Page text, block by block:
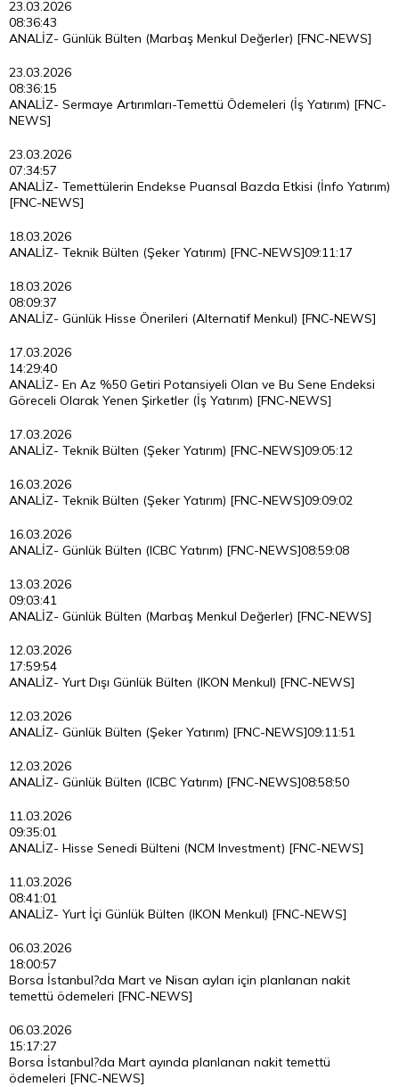
23.03.2026
08:36:43
ANALİZ- Günlük Bülten (Marbaş Menkul Değerler) [FNC-NEWS]
23.03.2026
08:36:15
ANALİZ- Sermaye Artırımları-Temettü Ödemeleri (İş Yatırım) [FNC-
NEWS]
23.03.2026
07:34:57
ANALİZ- Temettülerin Endekse Puansal Bazda Etkisi (İnfo Yatırım)
[FNC-NEWS]
18.03.2026
09:11:17
ANALİZ- Teknik Bülten (Şeker Yatırım) [FNC-NEWS]
18.03.2026
08:09:37
ANALİZ- Günlük Hisse Önerileri (Alternatif Menkul) [FNC-NEWS]
17.03.2026
14:29:40
ANALİZ- En Az %50 Getiri Potansiyeli Olan ve Bu Sene Endeksi
Göreceli Olarak Yenen Şirketler (İş Yatırım) [FNC-NEWS]
17.03.2026
09:05:12
ANALİZ- Teknik Bülten (Şeker Yatırım) [FNC-NEWS]
16.03.2026
09:09:02
ANALİZ- Teknik Bülten (Şeker Yatırım) [FNC-NEWS]
16.03.2026
08:59:08
ANALİZ- Günlük Bülten (ICBC Yatırım) [FNC-NEWS]
13.03.2026
09:03:41
ANALİZ- Günlük Bülten (Marbaş Menkul Değerler) [FNC-NEWS]
12.03.2026
17:59:54
ANALİZ- Yurt Dışı Günlük Bülten (IKON Menkul) [FNC-NEWS]
12.03.2026
09:11:51
ANALİZ- Günlük Bülten (Şeker Yatırım) [FNC-NEWS]
12.03.2026
08:58:50
ANALİZ- Günlük Bülten (ICBC Yatırım) [FNC-NEWS]
11.03.2026
09:35:01
ANALİZ- Hisse Senedi Bülteni (NCM Investment) [FNC-NEWS]
11.03.2026
08:41:01
ANALİZ- Yurt İçi Günlük Bülten (IKON Menkul) [FNC-NEWS]
06.03.2026
18:00:57
Borsa İstanbul?da Mart ve Nisan ayları için planlanan nakit
temettü ödemeleri [FNC-NEWS]
06.03.2026
15:17:27
Borsa İstanbul?da Mart ayında planlanan nakit temettü
ödemeleri [FNC-NEWS]